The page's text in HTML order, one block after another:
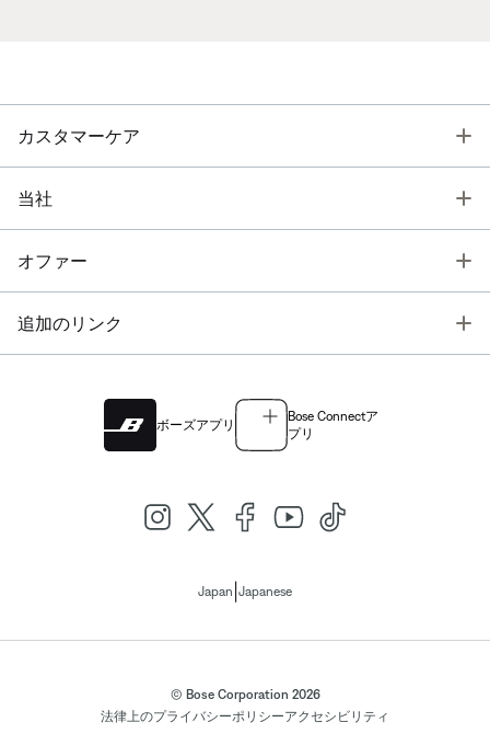
カスタマーケア
当社
オファー
追加のリンク
ボーズアプリ
Bose Connectア
プリ
Japan Japanese
© Bose Corporation 2026
法律上のプライバシーポリシーアクセシビリティ